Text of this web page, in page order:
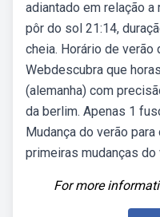
adiantado em relação
pôr do sol 21:14,
cheia. Horário de verão
Webdescubra que
(alemanha) com
da berlim. Apenas 1
Mudança do verão para
primeiras mudanças do
For more